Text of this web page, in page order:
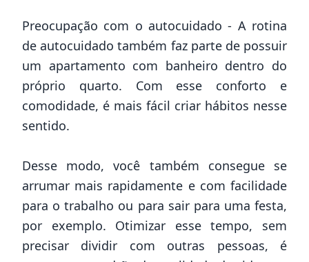
Preocupação com o autocuidado - A rotina
de autocuidado também faz parte de possuir
um apartamento com banheiro dentro do
próprio quarto. Com esse conforto e
comodidade, é mais fácil criar hábitos nesse
sentido.
Desse modo, você também consegue se
arrumar mais rapidamente e com facilidade
para o trabalho ou para sair para uma festa,
por exemplo. Otimizar esse tempo, sem
precisar dividir com outras pessoas, é